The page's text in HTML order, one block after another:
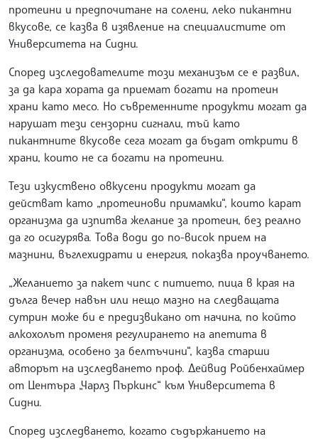
протеини и предпочитане на солени, леко пикантни
вкусове, се казва в изявление на специалистите от
Университета на Сидни.
Според изследователите този механизъм се е развил,
за да кара хората да приемат богати на протеин
храни като месо. Но съвременните продукти могат да
нарушат тези сензорни сигнали, тъй като
пикантните вкусове сега могат да бъдат открити в
храни, които не са богати на протеини.
Тези изкуствено овкусени продукти могат да
действат като „протеинови примамки“, които карат
организма да изпитва желание за протеин, без реално
да го осигурява. Това води до по-висок прием на
мазнини, въглехидрати и енергия, показва проучването.
„Желанието за пакет чипс с питието, пица в края на
дълга вечер навън или нещо мазно на следващата
сутрин може би е предизвикано от начина, по който
алкохолът променя регулирането на апетита в
организма, особено за белтъчини“, казва старши
авторът на изследването проф. Дейвид Ройбенхаймер
от Центъра „Чарлз Пъркинс“ към Университета в
Сидни.
Според изследването, когато съдържанието на